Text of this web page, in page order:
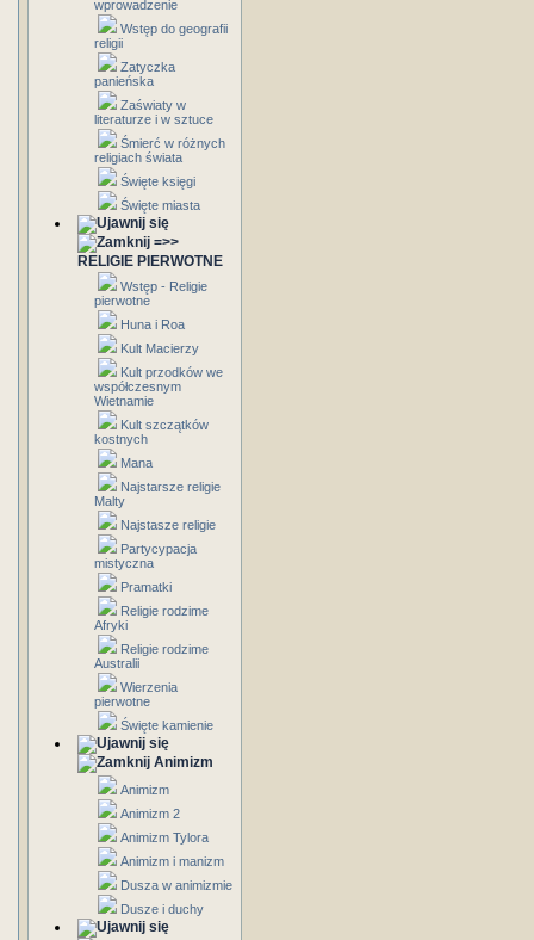
wprowadzenie
Wstęp do geografii
religii
Zatyczka
panieńska
Zaświaty w
literaturze i w sztuce
Śmierć w różnych
religiach świata
Święte księgi
Święte miasta
=>>
RELIGIE PIERWOTNE
Wstęp - Religie
pierwotne
Huna i Roa
Kult Macierzy
Kult przodków we
współczesnym
Wietnamie
Kult szczątków
kostnych
Mana
Najstarsze religie
Malty
Najstasze religie
Partycypacja
mistyczna
Pramatki
Religie rodzime
Afryki
Religie rodzime
Australii
Wierzenia
pierwotne
Święte kamienie
Animizm
Animizm
Animizm 2
Animizm Tylora
Animizm i manizm
Dusza w animizmie
Dusze i duchy